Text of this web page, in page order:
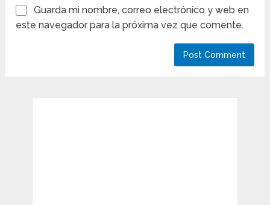
Guarda mi nombre, correo electrónico y web en
este navegador para la próxima vez que comente.